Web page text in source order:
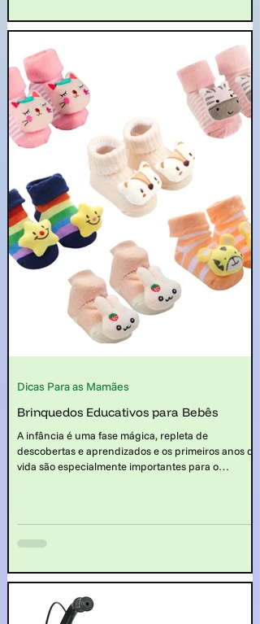
quais os brinquedos que ativam o raciocínio das
Brinquedos Educativos para Bebês
A infância é uma fase mágica, repleta de
descobertas e aprendizados e os primeiros anos de
vida são especialmente importantes para o
bebês assumem um papel fundamental,
oferecendo estímulos valiosos que contribuem
Dicas Para as Mamães